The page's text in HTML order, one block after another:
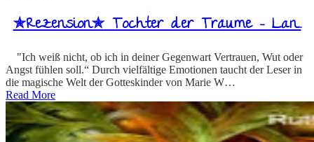
✯Rezension✯ Tochter der Träume – Lan…
"Ich weiß nicht, ob ich in deiner Gegenwart Vertrauen, Wut oder
Angst fühlen soll.“ Durch vielfältige Emotionen taucht der Leser in
die magische Welt der Gotteskinder von Marie W…
Read More